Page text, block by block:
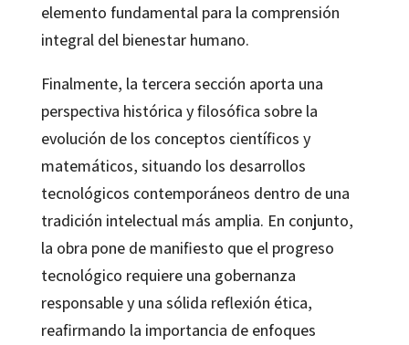
elemento fundamental para la comprensión
integral del bienestar humano.
Finalmente, la tercera sección aporta una
perspectiva histórica y filosófica sobre la
evolución de los conceptos científicos y
matemáticos, situando los desarrollos
tecnológicos contemporáneos dentro de una
tradición intelectual más amplia. En conjunto,
la obra pone de manifiesto que el progreso
tecnológico requiere una gobernanza
responsable y una sólida reflexión ética,
reafirmando la importancia de enfoques